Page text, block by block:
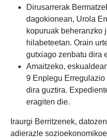
Dirusarrerak
dagokionean, Urola
kopuruak beheranzko
hilabeteetan. Orain
gutxiago zenbatu dira
Amaitzeko,
9 Enplegu
dira guztira.
eragiten die.
Iraurgi Berritzenek,
adierazle